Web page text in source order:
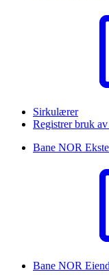
Sirkulærer
Registrer bruk
Bane NOR
Bane NOR